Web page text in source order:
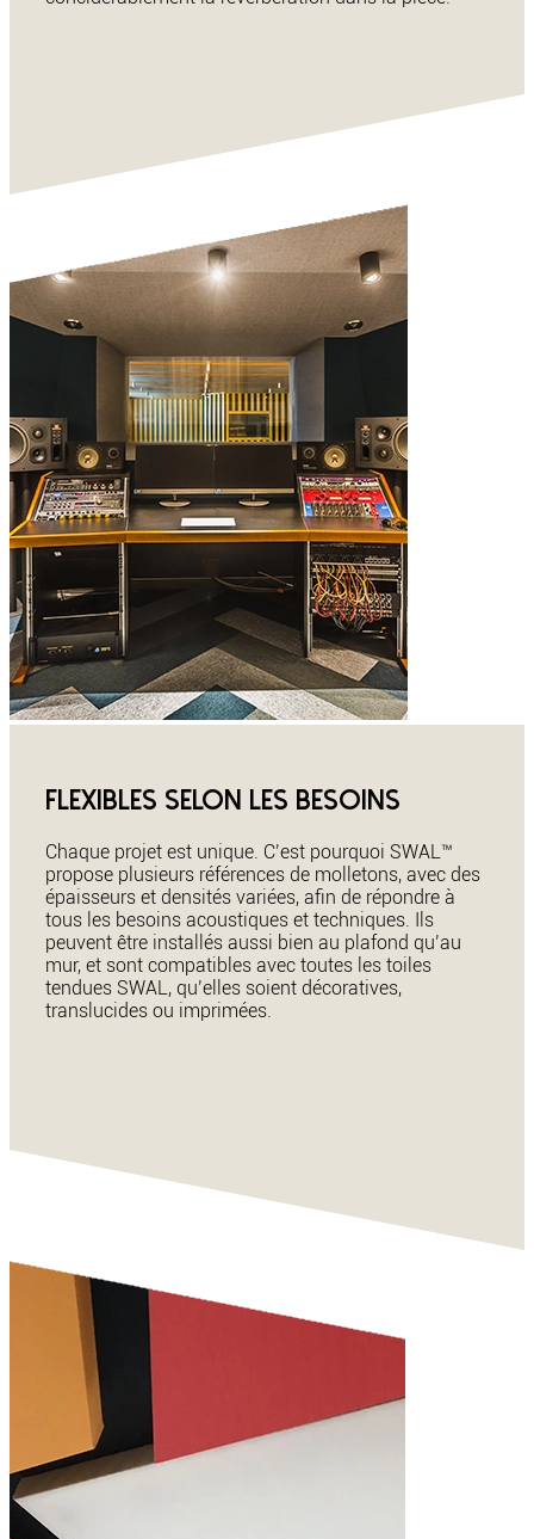
Flexibles selon les besoins
Chaque projet est unique. C’est pourquoi SWAL™
propose plusieurs références de molletons, avec des
épaisseurs et densités variées, afin de répondre à
tous les besoins acoustiques et techniques. Ils
peuvent être installés aussi bien au plafond qu’au
mur, et sont compatibles avec toutes les toiles
tendues SWAL, qu’elles soient décoratives,
translucides ou imprimées.